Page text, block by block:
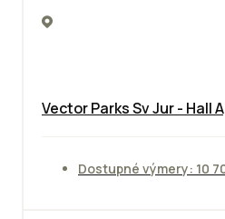
Vector Parks Sv Jur - Hall
Dostupné výmery: 10